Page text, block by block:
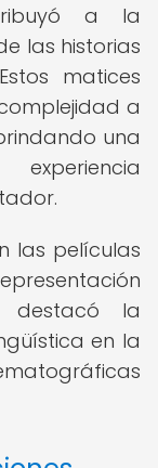
a la
las historias
matices
a
una
las películas
destacó la
en la